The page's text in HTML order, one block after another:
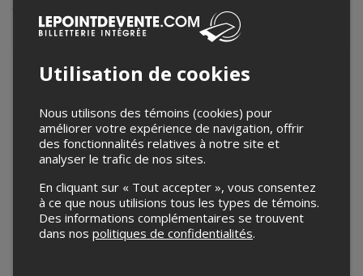
+Utilisation de cookies
Nous utilisons des témoins (cookies) pour
améliorer votre expérience de navigation, offrir
des fonctionnalités relatives à notre site et
analyser le trafic de nos sites.
En cliquant sur « Tout accepter », vous consentez
à ce que nous utilisions tous les types de témoins.
Des informations complémentaires se trouvent
dans nos politiques de confidentialités.